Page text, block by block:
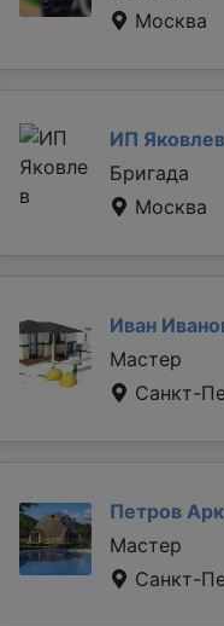
Москва
ИП Яковлев
Бригада
Москва
Иван
Мастер
Санкт-
Петров
Мастер
Санкт-